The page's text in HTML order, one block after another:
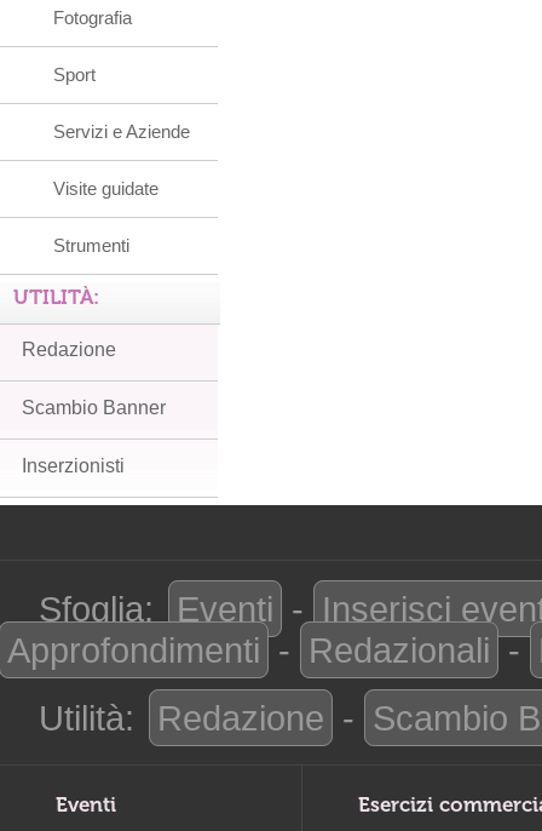
Fotografia
Sport
Servizi e Aziende
Visite guidate
Strumenti
UTILITÀ:
Redazione
Scambio Banner
Inserzionisti
Sfoglia: Eventi - Inserisci
Approfondimenti - Redazionali -
Utilità:
Redazione - Scambio
Eventi Esercizi